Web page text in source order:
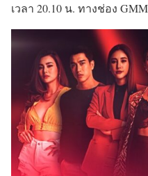
เวลา 20.10 น. ทางช่อง